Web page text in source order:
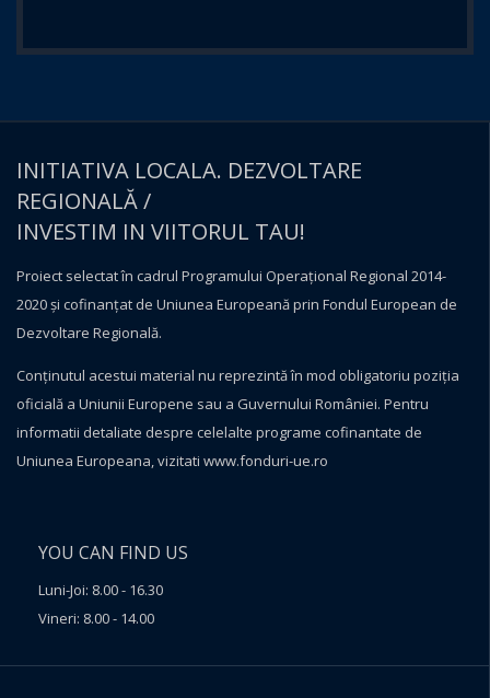
INITIATIVA LOCALA. DEZVOLTARE
REGIONALĂ /
INVESTIM IN VIITORUL TAU!
Proiect selectat în cadrul Programului Operațional Regional 2014-
2020 și cofinanțat de Uniunea Europeană prin Fondul European de
Dezvoltare Regională.
Conţinutul acestui material nu reprezintă în mod obligatoriu poziţia
oficială a Uniunii Europene sau a Guvernului României. Pentru
informatii detaliate despre celelalte programe cofinantate de
Uniunea Europeana, vizitati www.fonduri-ue.ro
YOU CAN FIND US
Luni-Joi: 8.00 - 16.30
Vineri: 8.00 - 14.00